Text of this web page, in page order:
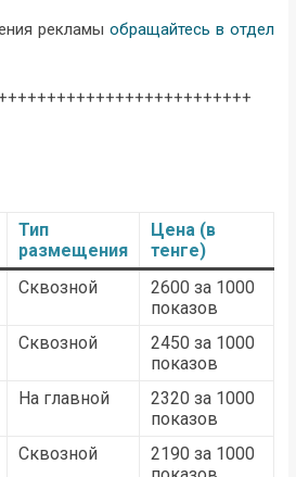
рекламыобращайтесь в отдел
Тип
размещения
Цена (в
тенге)
Сквозной
2600 за 1000
показов
Сквозной
2450 за 1000
показов
На главной
2320 за 1000
показов
Сквозной
2190 за 1000